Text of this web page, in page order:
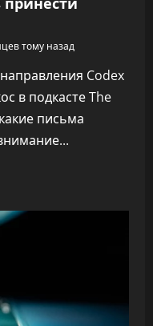
тому назад
Codex
в подкасте The
письма